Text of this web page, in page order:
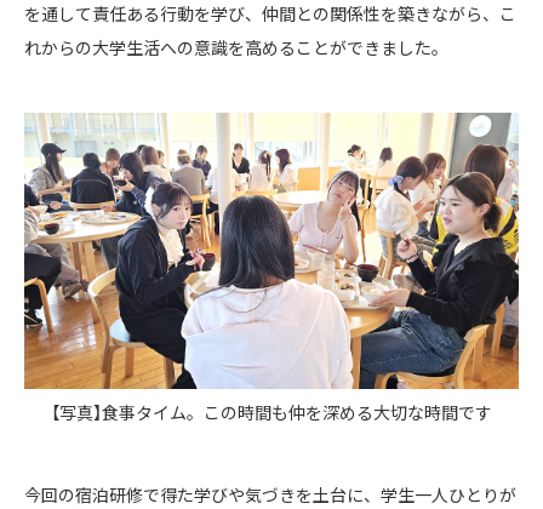
を通して責任ある行動を学び、仲間との関係性を築きながら、こ
れからの大学生活への意識を高めることができました。
【写真】食事タイム。この時間も仲を深める大切な時間です
今回の宿泊研修で得た学びや気づきを土台に、学生一人ひとりが